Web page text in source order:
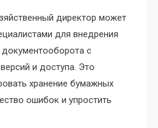
директор может
для внедрения
документооборота с
и доступа. Это
хранение бумажных
ошибок и упростить